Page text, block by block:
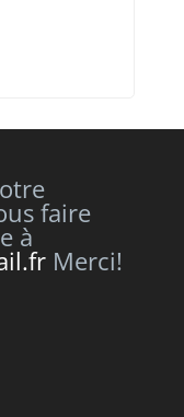
faire
à
Merci!